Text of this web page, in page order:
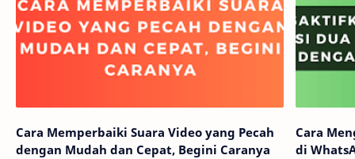
Cara Memperbaiki Suara Video yang Pecah
dengan Mudah dan Cepat, Begini Caranya
Cara
di